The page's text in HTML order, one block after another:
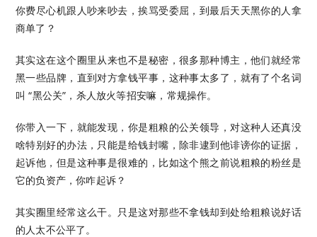
你费尽心机跟人吵来吵去，挨骂受委屈，到最后天天黑你的人拿
商单了？
其实这在这个圈里从来也不是秘密，很多那种博主，他们就经常
黑一些品牌，直到对方拿钱平事，这种事太多了，就有了个名词
叫 “黑公关”，杀人放火等招安嘛，常规操作。
你带入一下，就能发现，你是粗粮的公关领导，对这种人还真没
啥特别好的办法，只能是给钱封嘴，除非逮到他诽谤你的证据，
起诉他，但是这种事是很难的，比如这个熊之前说粗粮的粉丝是
它的负资产，你咋起诉？
其实圈里经常这么干。只是这对那些不拿钱却到处给粗粮说好话
的人太不公平了。